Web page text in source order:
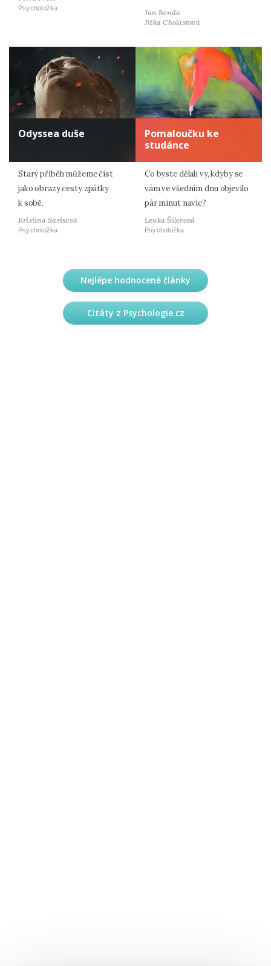
Psycholožka
Jan Benda
Jitka Cholastová
Odyssea duše
Starý příběh můžeme číst
jako obrazy cesty zpátky
k sobě.
Kristina Sarisová
Psycholožka
Pomaloučku ke
studánce
Co byste dělali vy, kdyby se
vám ve všedním dnu objevilo
pár minut navíc?
Lenka Šilerová
Psycholožka
Nejlépe hodnocené články
Citáty z Psychologie.cz